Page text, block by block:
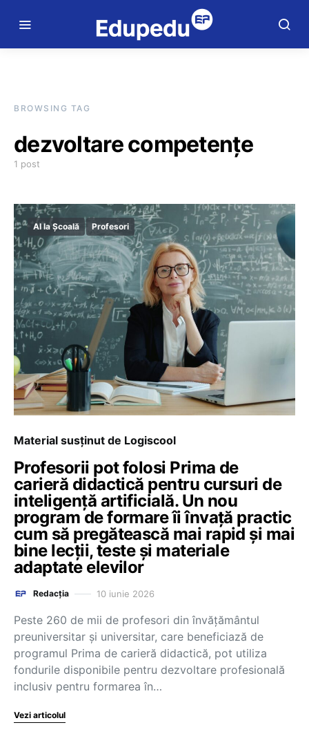
BROWSING TAG
dezvoltare competențe
1 post
AI la Școală Profesori
Material susținut de Logiscool
Profesorii pot folosi Prima de
carieră didactică pentru cursuri de
inteligență artificială. Un nou
program de formare îi învață practic
cum să pregătească mai rapid și mai
bine lecții, teste și materiale
adaptate elevilor
Redacția 10 iunie 2026
Peste 260 de mii de profesori din învățământul
preuniversitar și universitar, care beneficiază de
programul Prima de carieră didactică, pot utiliza
fondurile disponibile pentru dezvoltare profesională
inclusiv pentru formarea în…
Vezi articolul